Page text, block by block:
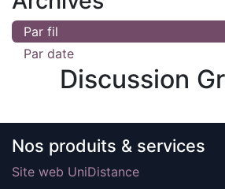
Par fil
Par date
Discussion
Nos produits & services
Site web UniDistance